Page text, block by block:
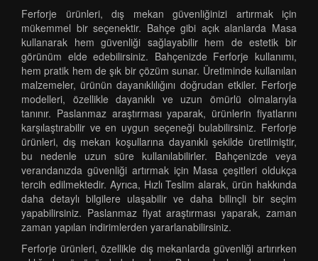
Ferforje ürünleri, dış mekan güvenliğinizi artırmak için
mükemmel bir seçenektir. Bahçe gibi açık alanlarda Masa
kullanarak hem güvenliği sağlayabilir hem de estetik bir
görünüm elde edebilirsiniz. Bahçenizde Ferforje kullanımı,
hem pratik hem de şık bir çözüm sunar. Üretiminde kullanılan
malzemeler, ürünün dayanıklılığını doğrudan etkiler. Ferforje
modelleri, özellikle dayanıklı ve uzun ömürlü olmalarıyla
tanınır. Paslanmaz araştırması yaparak, ürünlerin fiyatlarını
karşılaştırabilir ve en uygun seçeneği bulabilirsiniz. Ferforje
ürünleri, dış mekan koşullarına dayanıklı şekilde üretilmiştir,
bu nedenle uzun süre kullanılabilirler. Bahçenizde veya
verandanızda güvenliği artırmak için Masa çeşitleri oldukça
tercih edilmektedir. Ayrıca, Hızlı Teslim alarak, ürün hakkında
daha detaylı bilgilere ulaşabilir ve daha bilinçli bir seçim
yapabilirsiniz. Paslanmaz fiyat araştırması yaparak, zaman
zaman yapılan indirimlerden yararlanabilirsiniz.
Ferforje ürünleri, özellikle dış mekanlarda güvenliği artırırken